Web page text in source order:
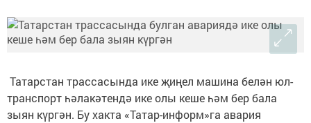
Татарстан трассасында ике җиңел машина белән юл-
транспорт һәлакәтендә ике олы кеше һәм бер бала
зыян күргән. Бу хакта «Татар-информ»га авария